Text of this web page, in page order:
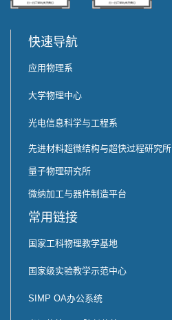
快速导航
应用物理系
大学物理中心
光电信息科学与工程系
先进材料超微结构与超快过程研究所
量子物理研究所
微纳加工与器件制造平台
常用链接
国家工科物理教学基地
国家级实验教学示范中心
SIMP OA办公系统